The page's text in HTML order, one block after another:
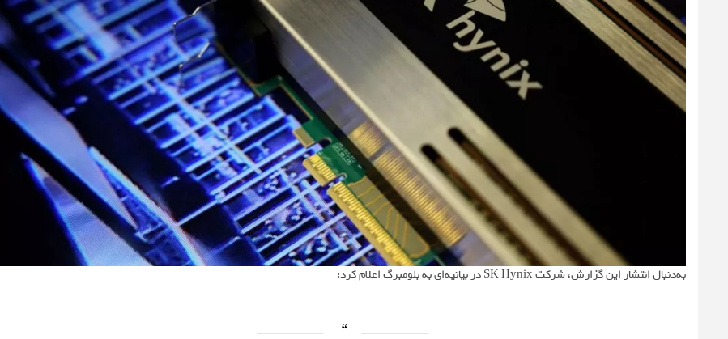
به‌دنبال انتشار این گزارش، شرکت SK Hynix در بیانیه‌ای به بلومبرگ اعلام کرد: